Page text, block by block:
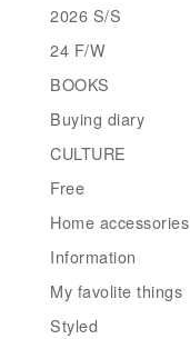
2026 S/S
24 F/W
BOOKS
Buying diary
CULTURE
Free
Home accessories
Information
My favolite things
Styled